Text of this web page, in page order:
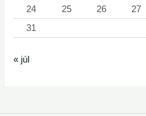
24
25 26 27
31
« júl